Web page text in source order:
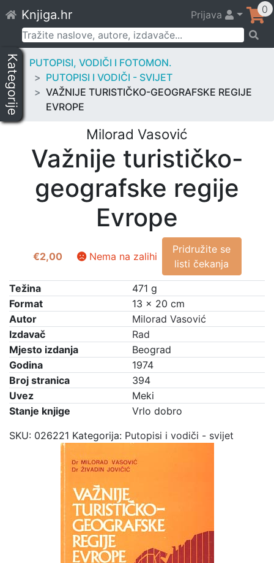
to
content
Knjiga.hr Prijava 0
Pretraži:
Kategorije
PUTOPISI, VODIČI I FOTOMON.
PUTOPISI I VODIČI - SVIJET
VAŽNIJE TURISTIČKO-GEOGRAFSKE REGIJE
EVROPE
Milorad Vasović
Važnije turističko-
geografske regije
Evrope
€2,00 Nema na zalihi
Pridružite se
listi čekanja
Težina
471 g
Format
13 × 20 cm
Autor
Milorad Vasović
Izdavač
Rad
Mjesto izdanja
Beograd
Godina
1974
Broj stranica
394
Uvez
Meki
Stanje knjige
Vrlo dobro
SKU: 026221 Kategorija: Putopisi i vodiči - svijet